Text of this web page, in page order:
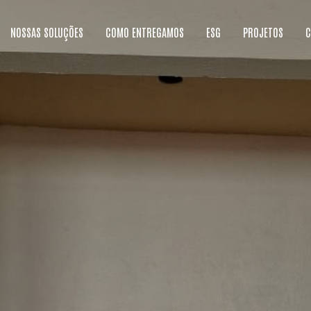
NOSSAS SOLUÇÕES COMO ENTREGAMOS ESG PROJETOS